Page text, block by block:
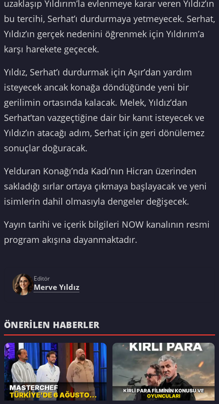
uzaklaşıp Yıldırım’la evlenmeye karar veren Yıldız’ın
bu tercihi, Serhat’ı durdurmaya yetmeyecek. Serhat,
Yıldız’ın gerçek nedenini öğrenmek için Yıldırım’a
karşı harekete geçecek.
Yıldız, Serhat’ı durdurmak için Aşır’dan yardım
isteyecek ancak konağa döndüğünde yeni bir
gerilimin ortasında kalacak. Melek, Yıldız’dan
Serhat’tan vazgeçtiğine dair bir kanıt isteyecek ve
Yıldız’ın atacağı adım, Serhat için geri dönülemez
sonuçlar doğuracak.
Yelduran Konağı’nda Kadı’nın Hicran üzerinden
sakladığı sırlar ortaya çıkmaya başlayacak ve yeni
isimlerin dahil olmasıyla dengeler değişecek.
Yayın tarihi ve içerik bilgileri NOW kanalının resmi
program akışına dayanmaktadır.
Editör
Merve Yıldız
ÖNERILEN HABERLER